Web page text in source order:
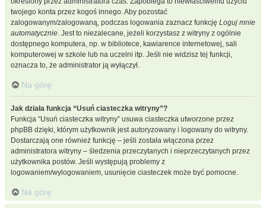
twojego konta przez kogoś innego. Aby pozostać
zalogowanym/zalogowaną, podczas logowania zaznacz funkcję Loguj mnie
automatycznie. Jest to niezalecane, jeżeli korzystasz z witryny z ogólnie
dostępnego komputera, np. w bibliotece, kawiarence internetowej, sali
komputerowej w szkole lub na uczelni itp. Jeśli nie widzisz tej funkcji,
oznacza to, że administrator ją wyłączył.
Na górę
Jak działa funkcja “Usuń ciasteczka witryny”?
Funkcja “Usuń ciasteczka witryny” usuwa ciasteczka utworzone przez
phpBB dzięki, którym użytkownik jest autoryzowany i logowany do witryny.
Dostarczają one również funkcję – jeśli została włączona przez
administratora witryny – śledzenia przeczytanych i nieprzeczytanych przez
użytkownika postów. Jeśli występują problemy z
logowaniem/wylogowaniem, usunięcie ciasteczek może być pomocne.
Na górę